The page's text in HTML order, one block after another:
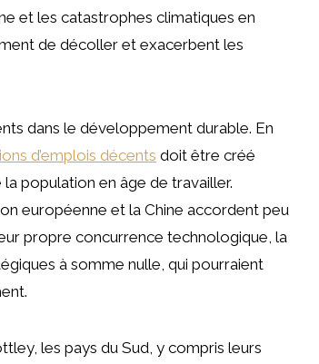
et les catastrophes climatiques en
de décoller et exacerbent les
dans le développement durable. En
d’emplois décents doit être créé
population en âge de travailler.
européenne et la Chine accordent peu
propre concurrence technologique, la
à somme nulle, qui pourraient
les pays du Sud, y compris leurs